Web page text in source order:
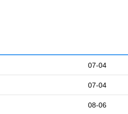
07-04
07-04
08-06